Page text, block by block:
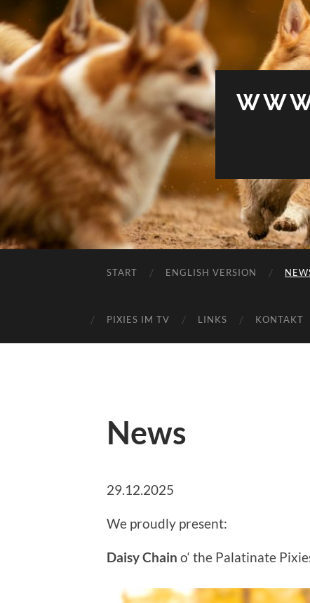
START ENGLISH VERSION
PIXIES IM TV LINKS KONTAKT
News
29.12.2025
We proudly present:
Daisy Chain o‘ the Palatinate